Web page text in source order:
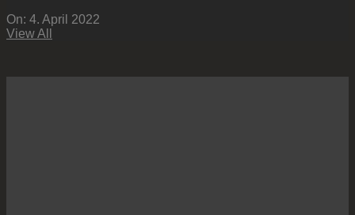
On: 4. April 2022
View All